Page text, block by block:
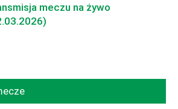
meczu na żywo